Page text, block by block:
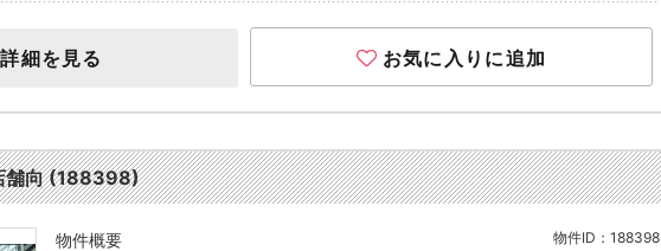
詳細を見る お気に入りに追加
舗向 (188398)
物件概要 物件ID：188398